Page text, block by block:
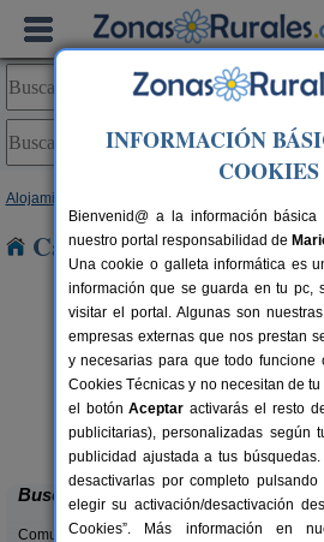
Alojamientos
Casas Rurales cerca de
La Casa del Lago de
Orzales (Cantabria)
Buscar
Comunidades:
INFORMACIÓN
COOKIES
Bienvenid@ a la información
nuestro portal responsabilidad de
Una cookie o galleta informática es
información que se guarda en tu pc,
visitar el portal. Algunas son
empresas externas que nos prestan
y necesarias para que todo funcione
Cookies Técnicas y no necesitan de
el botónAceptar activarás el resto
publicitarias), personalizadas según
publicidad ajustada a tus
desactivarlas por completo
elegir su activación/desactivación
Cookies”. Más información en